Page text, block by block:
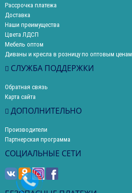
Рассрочка платежа
Доставка
Наши преимущества
Цвета ЛДСП
Мебель оптом
Диваны и кресла в розницу по оптовым ценам
СЛУЖБА ПОДДЕРЖКИ
Обратная связь
Карта сайта
ДОПОЛНИТЕЛЬНО
Производители
Партнерская программа
СОЦИАЛЬНЫЕ СЕТИ